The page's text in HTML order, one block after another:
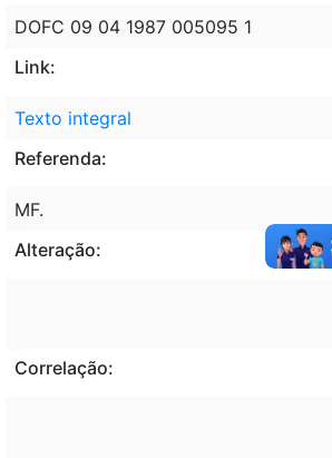
DOFC 09 04 1987 005095 1
Link:
Texto integral
Referenda:
MF.
Alteração:
Correlação: